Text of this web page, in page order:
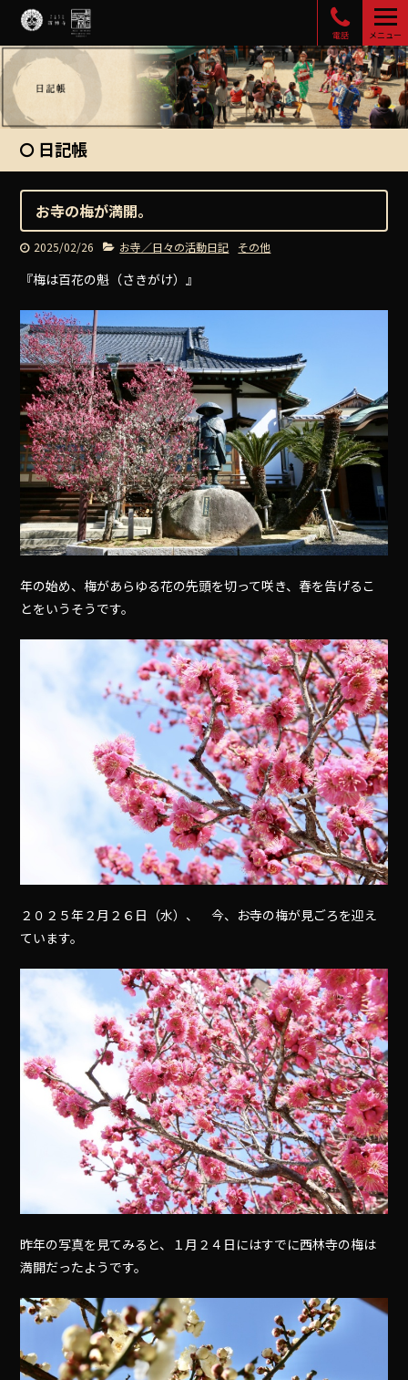
電話 メニュー
日記帳
お寺の梅が満開。
2025/02/26 お寺／日々の活動日記 その他
『梅は百花の魁（さきがけ）』
年の始め、梅があらゆる花の先頭を切って咲き、春を告げるこ
とをいうそうです。
２０２５年２月２６日（水）、 今、お寺の梅が見ごろを迎え
ています。
昨年の写真を見てみると、１月２４日にはすでに西林寺の梅は
満開だったようです。